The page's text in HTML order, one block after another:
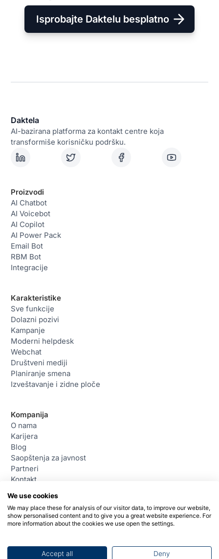
Isprobajte Daktelu besplatno
Daktela
AI-bazirana platforma za kontakt centre koja
transformiše korisničku podršku.
Proizvodi
AI Chatbot
AI Voicebot
AI Copilot
AI Power Pack
Email Bot
RBM Bot
Integracije
Karakteristike
Sve funkcije
Dolazni pozivi
Kampanje
Moderni helpdesk
Webchat
Društveni mediji
Planiranje smena
Izveštavanje i zidne ploče
Kompanija
O nama
Karijera
Blog
Saopštenja za javnost
Partneri
Kontakt
Kontakt
Beograd, Srbija
We use cookies
We may place these for analysis of our visitor data, to improve our website,
show personalised content and to give you a great website experience. For
more information about the cookies we use open the settings.
Accept all Deny